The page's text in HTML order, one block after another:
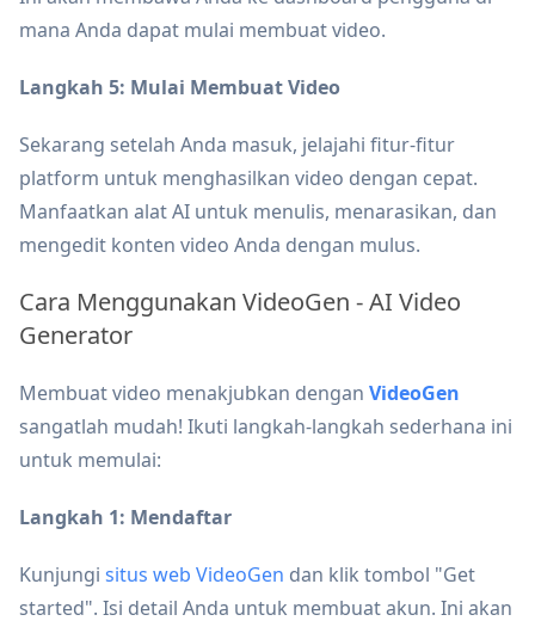
mana Anda dapat mulai membuat video.
Langkah 5: Mulai Membuat Video
Sekarang setelah Anda masuk, jelajahi fitur-fitur
platform untuk menghasilkan video dengan cepat.
Manfaatkan alat AI untuk menulis, menarasikan, dan
mengedit konten video Anda dengan mulus.
Cara Menggunakan VideoGen - AI Video
Generator
Membuat video menakjubkan dengan VideoGen
sangatlah mudah! Ikuti langkah-langkah sederhana ini
untuk memulai:
Langkah 1: Mendaftar
Kunjungi situs web VideoGen dan klik tombol "Get
started". Isi detail Anda untuk membuat akun. Ini akan